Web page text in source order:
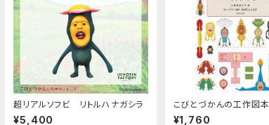
超リアルソフビ リトルハナガシラ
¥5,400
こびとづかんの工作図本
¥1,760